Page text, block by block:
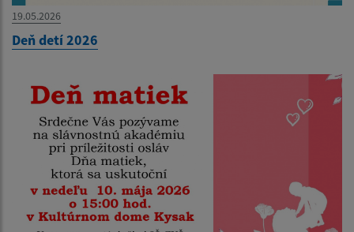
19.05.2026
Deň detí 2026